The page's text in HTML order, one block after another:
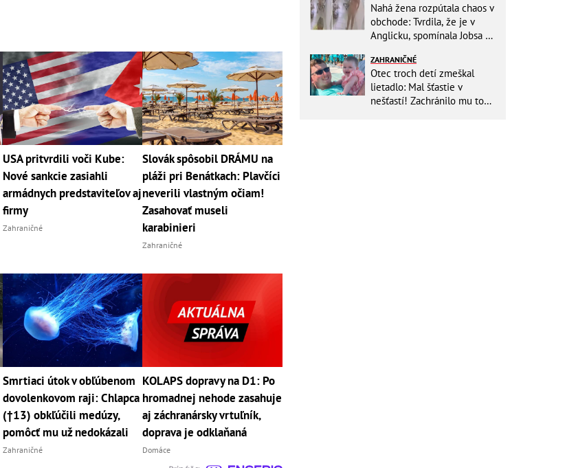
USA pritvrdili voči Kube:
Nové sankcie zasiahli
armádnych predstaviteľov aj
firmy
Zahraničné
Slovák spôsobil DRÁMU na
pláži pri Benátkach: Plavčíci
neverili vlastným očiam!
Zasahovať museli
karabinieri
Zahraničné
Smrtiaci útok v obľúbenom
dovolenkovom raji: Chlapca
(†13) obkľúčili medúzy,
pomôcť mu už nedokázali
Zahraničné
KOLAPS dopravy na D1: Po
hromadnej nehode zasahuje
aj záchranársky vrtuľník,
doprava je odklaňaná
Domáce
Nahá žena rozpútala chaos v
obchode: Tvrdila, že je v
Anglicku, spomínala Jobsa aj
ZAHRANIČNÉ
Otec troch detí zmeškal
lietadlo: Mal šťastie v
nešťastí! Zachránilo mu to